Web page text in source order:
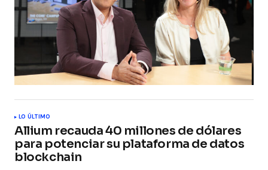
LO ÚLTIMO
Allium recauda 40 millones de dólares
para potenciar su plataforma de datos
blockchain